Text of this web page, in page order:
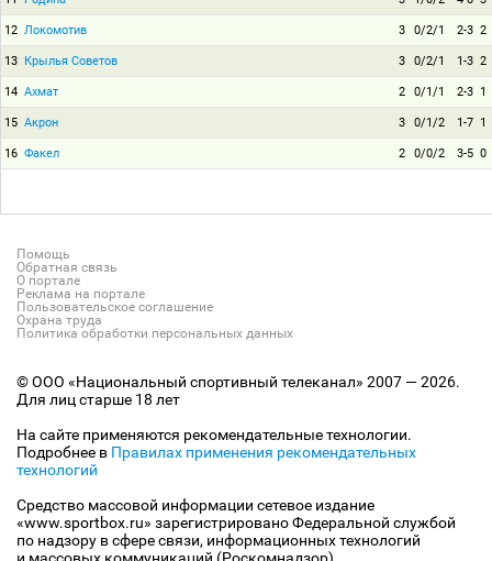
12 Локомотив 3 0/2/1 2-3 2
13 Крылья Советов 3 0/2/1 1-3 2
14 Ахмат 2 0/1/1 2-3 1
15 Акрон 3 0/1/2 1-7 1
16 Факел 2 0/0/2 3-5 0
Помощь
Обратная связь
О портале
Реклама на портале
Пользовательское соглашение
Охрана труда
Политика обработки персональных данных
© ООО «Национальный спортивный телеканал» 2007 — 2026.
Для лиц старше 18 лет
На сайте применяются рекомендательные технологии.
Подробнее в Правилах применения рекомендательных
технологий
Средство массовой информации сетевое издание
«www.sportbox.ru» зарегистрировано Федеральной службой
по надзору в сфере связи, информационных технологий
и массовых коммуникаций (Роскомнадзор).